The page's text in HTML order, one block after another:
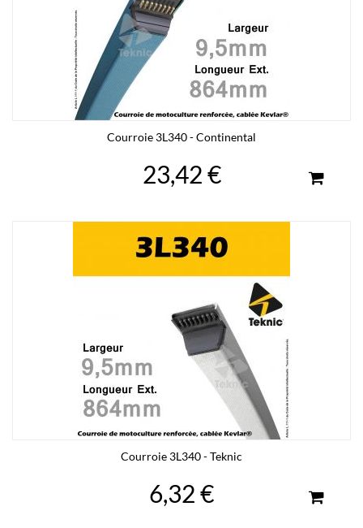
Courroie 3L340 - Continental
23,42 €
Courroie 3L340 - Teknic
6,32 €